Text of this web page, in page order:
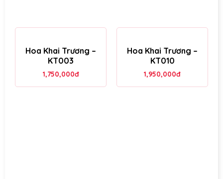
Hoa Khai Trương –
KT003
1,750,000đ
Hoa Khai Trương –
KT010
1,950,000đ